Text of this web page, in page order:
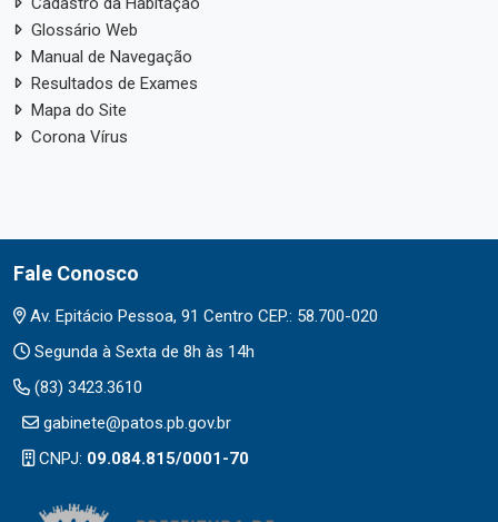
Glossário Web
Manual de Navegação
Resultados de Exames
Mapa do Site
Corona Vírus
Fale Conosco
Av. Epitácio Pessoa, 91 Centro CEP.: 58.700-020
Segunda à Sexta de 8h às 14h
(83) 3423.3610
gabinete@patos.pb.gov.br
CNPJ: 09.084.815/0001-70